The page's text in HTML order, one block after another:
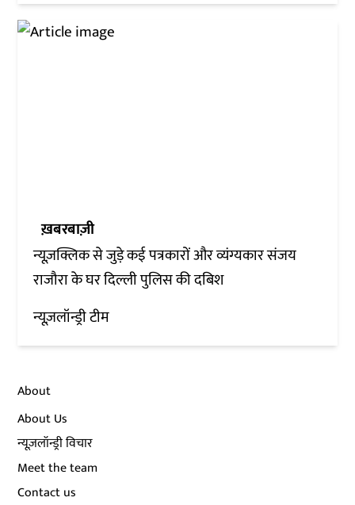
ख़बरबाज़ी
न्यूज़क्लिक से जुड़े कई पत्रकारों और व्यंग्यकार संजय
राजौरा के घर दिल्ली पुलिस की दबिश
न्यूज़लॉन्ड्री टीम
About
About Us
न्यूज़लॉन्ड्री विचार
Meet the team
Contact us